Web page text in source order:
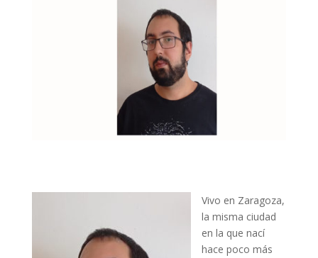
Vivo en Zaragoza,
la misma ciudad
en la que nací
hace poco más